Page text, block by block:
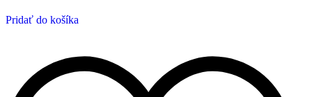
Pridať do košíka